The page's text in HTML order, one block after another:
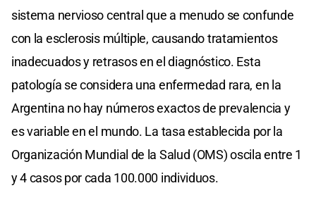
sistema nervioso central que a menudo se confunde
con la esclerosis múltiple, causando tratamientos
inadecuados y retrasos en el diagnóstico. Esta
patología se considera una enfermedad rara, en la
Argentina no hay números exactos de prevalencia y
es variable en el mundo. La tasa establecida por la
Organización Mundial de la Salud (OMS) oscila entre 1
y 4 casos por cada 100.000 individuos.